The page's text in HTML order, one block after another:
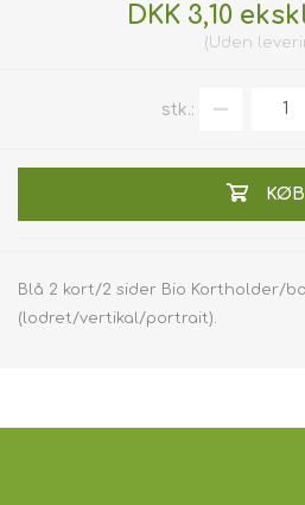
DKK 3,10
Uden
stk.:
KØB
Blå 2 kort/2 sider Bio Kortholder/
(lodret/vertikal/portrait).